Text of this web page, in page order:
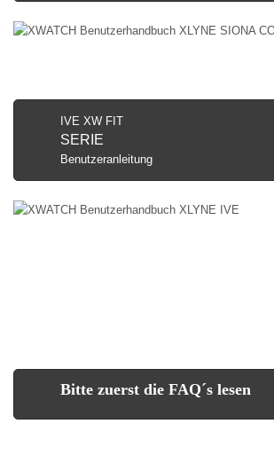
IVE XW FIT
SERIE
Benutzeranleitung
Bitte zuerst die FAQ´s lesen